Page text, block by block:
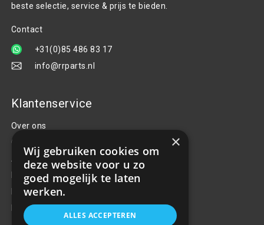
beste selectie, service & prijs te bieden.
Contact
+31(0)85 486 83 17
info@rrparts.nl
Klantenservice
Over ons
Contact
Algemene voorwaarden
Privacy Policy
Klachten
Retouren en garantie
×
Wij gebruiken cookies om
deze website voor u zo
goed mogelijk te laten
werken.
ALLES ACCEPTEREN